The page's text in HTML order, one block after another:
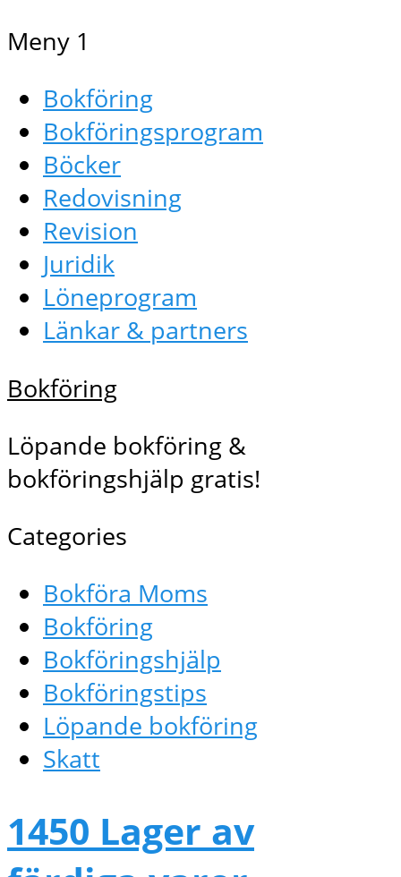
Meny 1
Bokföring
Bokföringsprogram
Böcker
Redovisning
Revision
Juridik
Löneprogram
Länkar & partners
Bokföring
Löpande bokföring &
bokföringshjälp gratis!
Categories
Bokföra Moms
Bokföring
Bokföringshjälp
Bokföringstips
Löpande bokföring
Skatt
1450 Lager av